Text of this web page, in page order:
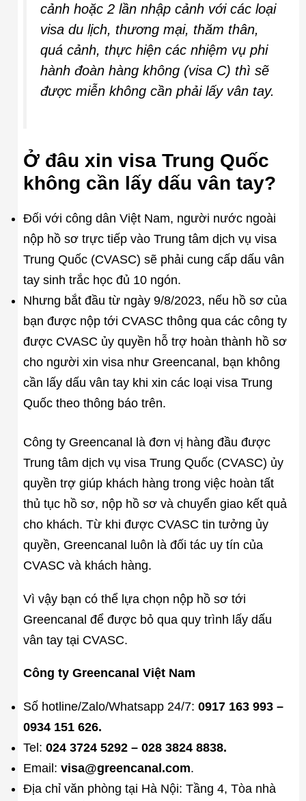
cảnh hoặc 2 lần nhập cảnh với các loại
visa du lịch, thương mại, thăm thân,
quá cảnh, thực hiện các nhiệm vụ phi
hành đoàn hàng không (visa C) thì sẽ
được miễn không cần phải lấy vân tay.
Ở đâu xin visa Trung Quốc
không cần lấy dấu vân tay?
Đối với công dân Việt Nam, người nước ngoài
nộp hồ sơ trực tiếp vào Trung tâm dịch vụ visa
Trung Quốc (CVASC) sẽ phải cung cấp dấu vân
tay sinh trắc học đủ 10 ngón.
Nhưng bắt đầu từ ngày 9/8/2023, nếu hồ sơ của
bạn được nộp tới CVASC thông qua các công ty
được CVASC ủy quyền hỗ trợ hoàn thành hồ sơ
cho người xin visa như Greencanal, bạn không
cần lấy dấu vân tay khi xin các loại visa Trung
Quốc theo thông báo trên.
Công ty Greencanal là đơn vị hàng đầu được
Trung tâm dịch vụ visa Trung Quốc (CVASC) ủy
quyền trợ giúp khách hàng trong việc hoàn tất
thủ tục hồ sơ, nộp hồ sơ và chuyển giao kết quả
cho khách. Từ khi được CVASC tin tưởng ủy
quyền, Greencanal luôn là đối tác uy tín của
CVASC và khách hàng.
Vì vậy bạn có thể lựa chọn nộp hồ sơ tới
Greencanal để được bỏ qua quy trình lấy dấu
vân tay tại CVASC.
Công ty Greencanal Việt Nam
Số hotline/Zalo/Whatsapp 24/7: 0917 163 993 –
0934 151 626.
Tel: 024 3724 5292 – 028 3824 8838.
Email: visa@greencanal.com.
Địa chỉ văn phòng tại Hà Nội: Tầng 4, Tòa nhà